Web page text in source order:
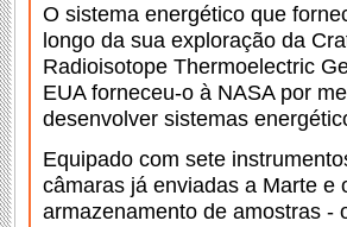
O sistema energético que
longo da sua exploração da
Radioisotope Thermoelectric
EUA forneceu-o à NASA por
desenvolver sistemas
Equipado com sete
câmaras já enviadas a Marte e
armazenamento de amostras -